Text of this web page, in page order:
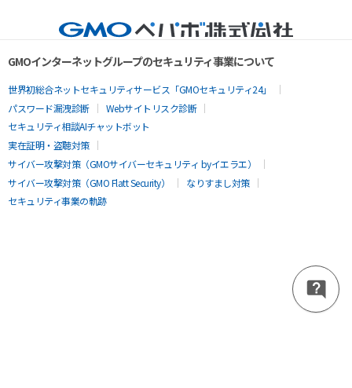
GMOインターネットグループのセキュリティ事業について
世界初総合ネットセキュリティサービス「GMOセキュリティ24」
パスワード漏洩診断
Webサイトリスク診断
セキュリティ相談AIチャットボット
実在証明・盗聴対策
サイバー攻撃対策（GMOサイバーセキュリティ byイエラエ）
サイバー攻撃対策（GMO Flatt Security）
なりすまし対策
セキュリティ事業の軌跡